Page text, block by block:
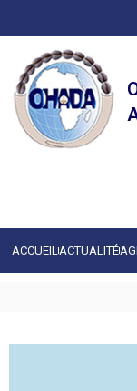
ACCUEIL ACTUALITÉ